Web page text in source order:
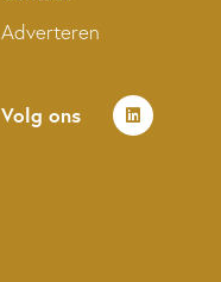
Adverteren
Volg ons